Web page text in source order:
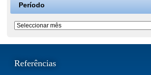
Período
Período
Referências